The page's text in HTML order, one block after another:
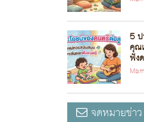
5 ป
คุณ
ฟัง
จดหมายข่าว